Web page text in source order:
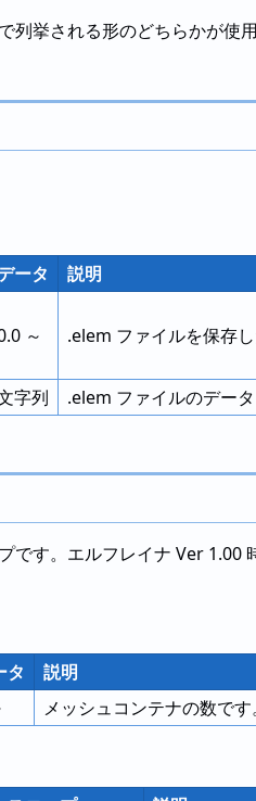
挙される形のどちらかが使用
ータ
説明
～ .elem ファイルを保存
字列 .elem ファイルのデー
です。エルフレイナ Ver
タ
説明
メッシュコンテナの数で